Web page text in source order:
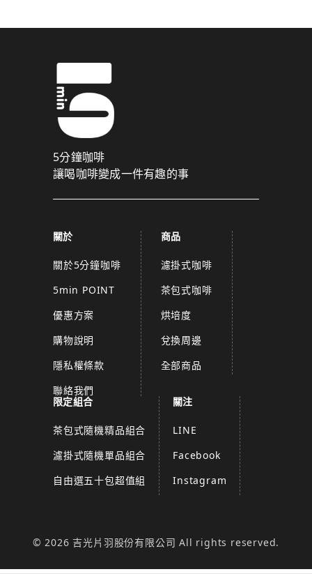
5分鐘咖啡
讓喝咖啡變成一件有趣的事
關於
關於5分鐘咖啡
5min POINT
優惠方案
購物說明
隱私權條款
聯絡我們
商品
濾掛式咖啡
茶包式咖啡
烘培度
兌換周邊
全部商品
限定組合
茶包式隨機精品組合
濾掛式隨機單品組合
自由選五十包超值組
關注
LINE
Facebook
Instagram
© 2026 吉光片羽股份有限公司 All rights reserved.